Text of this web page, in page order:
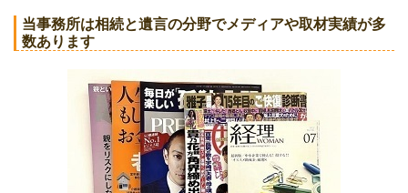
当事務所は相続と遺言の分野でメディアや取材実績が多
数あります